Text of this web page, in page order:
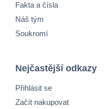
Fakta a čísla
Náš tým
Soukromí
Nejčastější odkazy
Přihlásit se
Začít nakupovat